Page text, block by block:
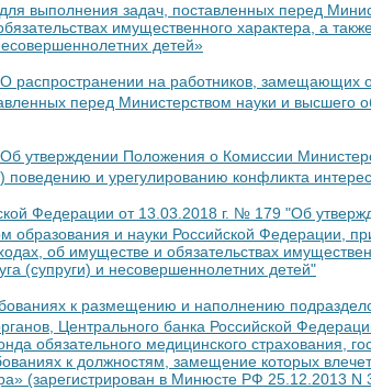
выполнения задач, поставленных перед
имущественного характера, а
детей»
на работников, замещающих
перед Министерством науки и высшего
утверждении Положения о Комиссии
и урегулированию конфликта
Федерации от 13.03.2018 г. № 179 "Об
образования и науки Российской Федерации,
об имуществе и обязательствах
(супруги) и несовершеннолетних детей"
к размещению и наполнению
Центрального банка Российской
обязательного медицинского страхования,
к должностям, замещение которых
(зарегистрирован в Минюсте РФ 25.12.2013 N